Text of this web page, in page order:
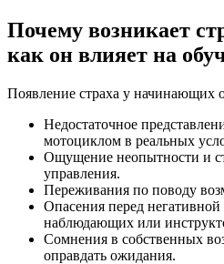
Почему возникает
как он влияет на
Появление страха у начинающих
Недостаточное
мотоциклом в реальных
Ощущение неопытности и
управления.
Переживания по поводу
Опасения перед
наблюдающих или
Сомнения в собственных
оправдать ожидания.